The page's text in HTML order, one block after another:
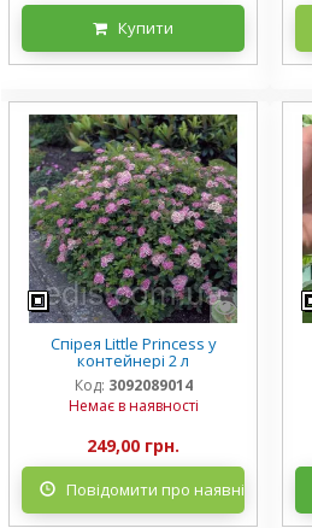
Купити
Спірея Little Princess у
контейнері 2 л
Код: 3092089014
Немає в наявності
249,00 грн.
Повідомити про наявність